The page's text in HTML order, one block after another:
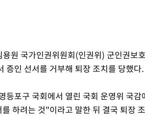
원 국가인권위원회(인권위) 군인권보
증인 선서를 거부해 퇴장 조치를 당했다.
등포구 국회에서 열린 국회 운영위 국
하려는 것"이라고 말한 뒤 결국 퇴장